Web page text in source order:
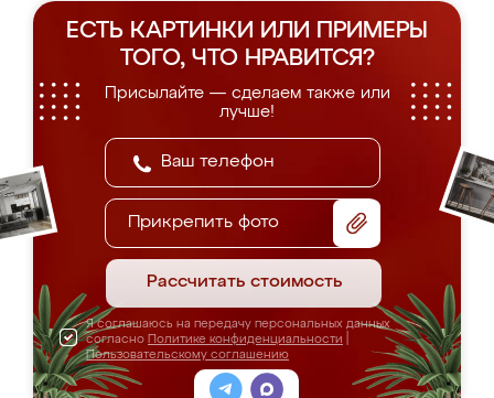
ЕСТЬ КАРТИНКИ ИЛИ ПРИМЕРЫ
ТОГО, ЧТО НРАВИТСЯ?
Присылайте — сделаем также или
лучше!
Прикрепить фото
Рассчитать стоимость
Я соглашаюсь на передачу персональных данных
согласно Политике конфиденциальности
Пользовательскому соглашению